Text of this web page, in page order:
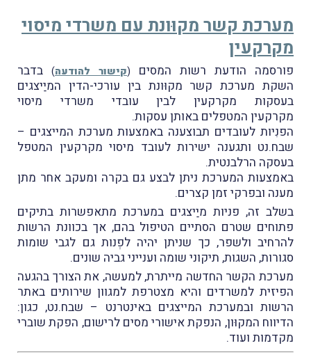
מערכת קשר מקוּונת עם משרדי מיסוי
מקרקעין
פורסמה הודעת רשות המסים (קישור להודעה) בדבר
השקת מערכת קשר מקוּונת בין עורכי-הדין המיַיצגים
בעסקות מקרקעין לבין עובדי משרדי מיסוי
מקרקעין המטפלים באותן עסקות.
הפנִיות לעובדים תבוצענה באמצעות מערכת המייצגים –
שבח.נט ותגענה ישירות לעובד מיסוי מקרקעין המטפל
בעסקה הרלבנטית.
באמצעות המערכת ניתן לבצע גם בקרה ומעקב אחר מתן
מענה ובפרקי זמן קצרים.
בשלב זה, פניות מיַיצגים במערכת מתאפשרות בתיקים
פתוחים שטרם הסתיים הטיפול בהם, אך בכוונת הרשות
להרחיב ולשפר, כך שניתן יהיה לפְנות גם לגבי שומות
סגורות, השגות, תיקוני שומה וענייני גביה שונים.
מערכת הקשר החדשה מייתרת, למעשה, את הצורך בהגעה
הפיזית למשרדים והיא מצטרפת למגוון שירותים באתר
הרשות ובמערכת המייצגים באינטרנט – שבח.נט, כגון:
הדיווח המקוּון, הנפקת אישורי מסים לרישום, הפקת שוברי
מקדמות ועוד.